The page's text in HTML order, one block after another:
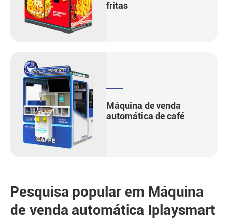
fritas
Máquina de venda
automática de café
Pesquisa popular em Máquina
de venda automática Iplaysmart